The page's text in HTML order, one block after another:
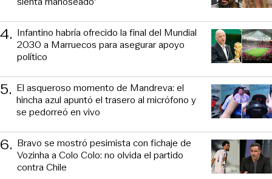
4. Infantino habría ofrecido la final del Mundial
2030 a Marruecos para asegurar apoyo
político
5. El asqueroso momento de Mandreva: el
hincha azul apuntó el trasero al micrófono y
se pedorreó en vivo
6. Bravo se mostró pesimista con fichaje de
Vozinha a Colo Colo: no olvida el partido
contra Chile